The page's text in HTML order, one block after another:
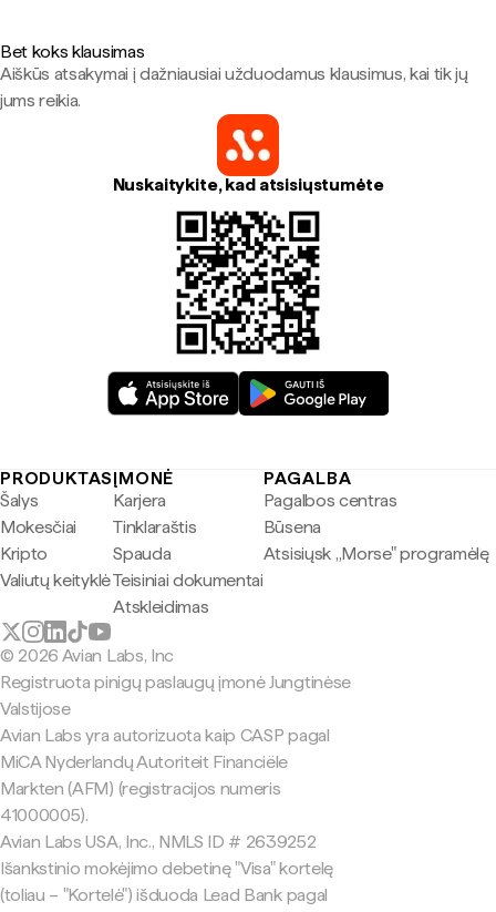
Bet koks klausimas
Aiškūs atsakymai į dažniausiai užduodamus klausimus, kai tik jų
jums reikia.
Nuskaitykite, kad atsisiųstumėte
PRODUKTAS
Šalys
Mokesčiai
Kripto
Valiutų keityklė
ĮMONĖ
Karjera
Tinklaraštis
Spauda
Teisiniai dokumentai
Atskleidimas
PAGALBA
Pagalbos centras
Būsena
Atsisiųsk „Morse" programėlę
© 2026 Avian Labs, Inc
Registruota pinigų paslaugų įmonė Jungtinėse
Valstijose
Avian Labs yra autorizuota kaip CASP pagal
MiCA Nyderlandų Autoriteit Financiële
Markten (AFM) (registracijos numeris
41000005).
Avian Labs USA, Inc., NMLS ID # 2639252
Išankstinio mokėjimo debetinę "Visa" kortelę
(toliau – "Kortelė") išduoda Lead Bank pagal